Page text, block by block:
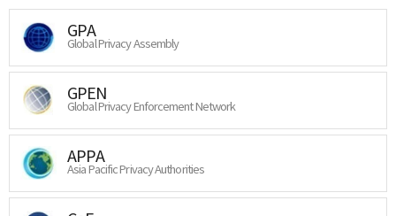
GPA
Global Privacy Assembly
GPEN
Global Privacy Enforcement Network
APPA
Asia Pacific Privacy Authorities